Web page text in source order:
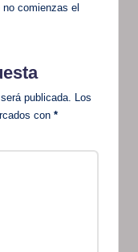
comienzas el
publicada. Los
con *